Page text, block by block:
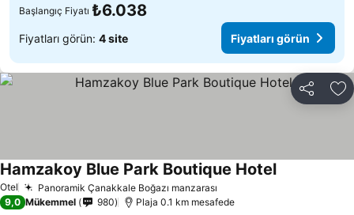
Başlangıç Fiyatı ₺6.038
Fiyatları görün: 4 site Fiyatları görün
Paylaş
Otel Panoramik Çanakkale Boğazı manzarası
Hamzakoy Blue Park Boutique Hotel
9,0 Mükemmel 980 Plaja 0.1 km mesafede